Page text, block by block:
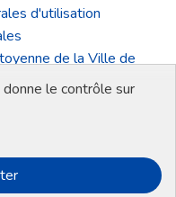
d'utilisation
de la Ville de
Data
le contrôle sur